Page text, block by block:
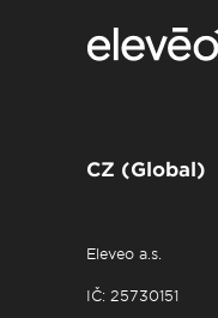
CZ (Global)
Eleveo a.s.
IČ: 25730151